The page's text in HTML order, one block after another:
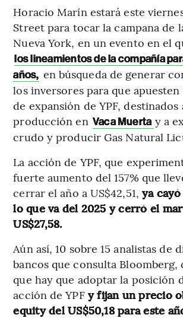
Horacio Marín estará este
Street para tocar la campana de
Nueva York, en un evento en el
los lineamientos de la compañía
años, en búsqueda de generar
los inversores para que apuesten
de expansión de YPF, destinados
producción en Vaca Muerta y a
crudo y producir Gas Natural
La acción de YPF, que
fuerte aumento del 157% que
cerrar el año a US$42,51, ya
lo que va del 2025 y cerró el
US$27,58.
Aún así, 10 sobre 15 analistas de
bancos que consulta Bloomberg,
que hay que adoptar la posición
acción de YPF y fijan un precio
equity del US$50,18 para este